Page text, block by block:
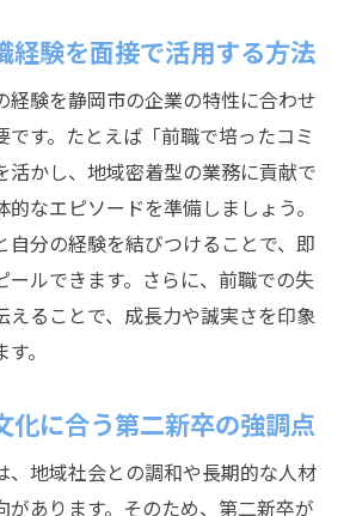
経験を面接で活用する方法
経験を静岡市の企業の特性に合わせ
です。たとえば「前職で培ったコミ
活かし、地域密着型の業務に貢献で
なエピソードを準備しましょう。
自分の経験を結びつけることで、即
ールできます。さらに、前職での失
えることで、成長力や誠実さを印象
。
化に合う第二新卒の強調点
、地域社会との調和や長期的な人材
があります。そのため、第二新卒が